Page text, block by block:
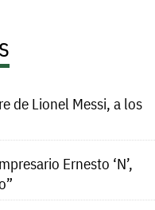
de Lionel Messi, a los
Ernesto ‘N’,